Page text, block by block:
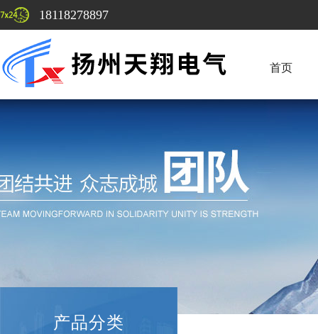
18118278897
首页
产品分类